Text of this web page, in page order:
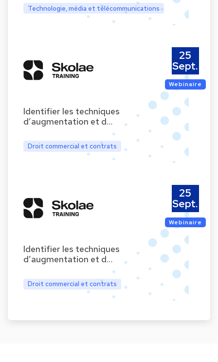
Technologie, média et télécommunications
Identifier les techniques
d’augmentation et d…
Droit commercial et contrats
25
Sept.
Webinaire
Identifier les techniques
d’augmentation et d…
Droit commercial et contrats
25
Sept.
Webinaire